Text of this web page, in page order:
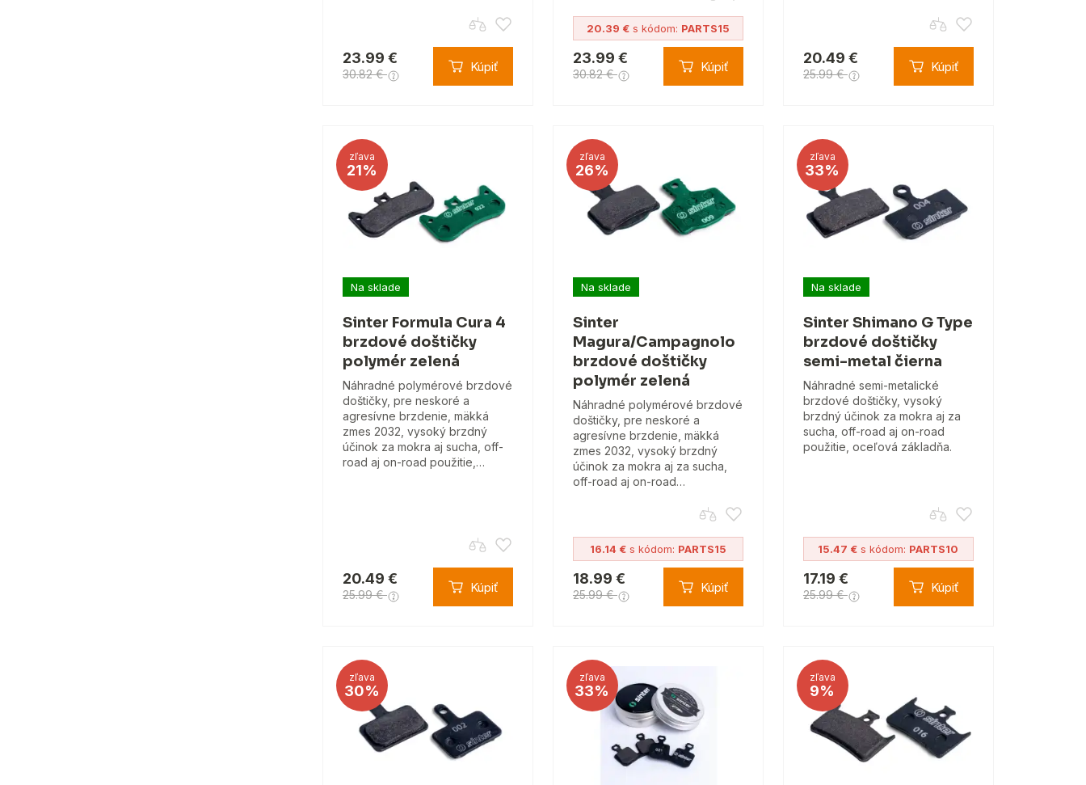
23.99 €
30.82 € Kúpiť
20.39 €s kódom: PARTS15
23.99 €
30.82 € Kúpiť
20.49 €
25.99 € Kúpiť
zľava
21%
Na sklade
Sinter Formula Cura 4
brzdové doštičky
polymér zelená
Náhradné polymérové brzdové
doštičky, pre neskoré a
agresívne brzdenie, mäkká
zmes 2032, vysoký brzdný
účinok za mokra aj sucha, off-
road aj on-road použitie,…
20.49 €
25.99 € Kúpiť
zľava
26%
Na sklade
Sinter
Magura/Campagnolo
brzdové doštičky
polymér zelená
Náhradné polymérové brzdové
doštičky, pre neskoré a
agresívne brzdenie, mäkká
zmes 2032, vysoký brzdný
účinok za mokra aj za sucha,
off-road aj on-road…
16.14 €s kódom: PARTS15
18.99 €
25.99 € Kúpiť
zľava
33%
Na sklade
Sinter Shimano G Type
brzdové doštičky
semi-metal čierna
Náhradné semi-metalické
brzdové doštičky, vysoký
brzdný účinok za mokra aj za
sucha, off-road aj on-road
použitie, oceľová základňa.
15.47 € s kódom: PARTS10
17.19 €
25.99 € Kúpiť
zľava
30%
zľava
33%
zľava
9%